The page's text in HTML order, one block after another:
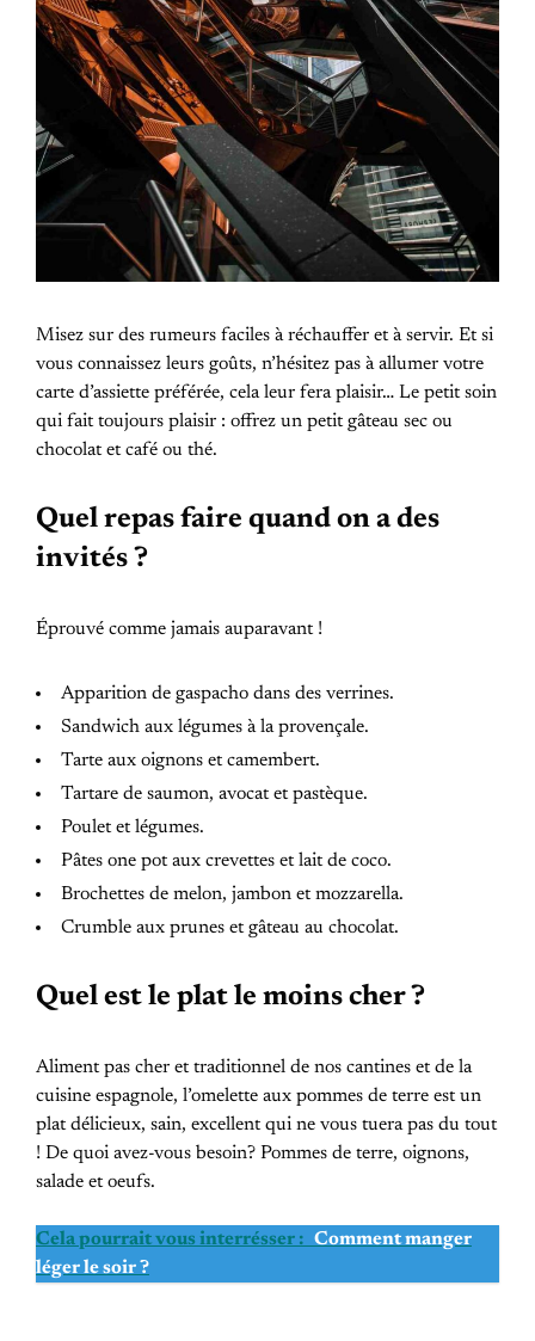
Misez sur des rumeurs faciles à réchauffer et à servir. Et si
vous connaissez leurs goûts, n’hésitez pas à allumer votre
carte d’assiette préférée, cela leur fera plaisir… Le petit soin
qui fait toujours plaisir : offrez un petit gâteau sec ou
chocolat et café ou thé.
Quel repas faire quand on a des
invités ?
Éprouvé comme jamais auparavant !
Apparition de gaspacho dans des verrines.
Sandwich aux légumes à la provençale.
Tarte aux oignons et camembert.
Tartare de saumon, avocat et pastèque.
Poulet et légumes.
Pâtes one pot aux crevettes et lait de coco.
Brochettes de melon, jambon et mozzarella.
Crumble aux prunes et gâteau au chocolat.
Quel est le plat le moins cher ?
Aliment pas cher et traditionnel de nos cantines et de la
cuisine espagnole, l’omelette aux pommes de terre est un
plat délicieux, sain, excellent qui ne vous tuera pas du tout
! De quoi avez-vous besoin? Pommes de terre, oignons,
salade et oeufs.
Cela pourrait vous interrésser : Comment manger
léger le soir ?